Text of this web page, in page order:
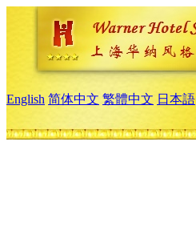
English 简体中文 繁體中文 日本語